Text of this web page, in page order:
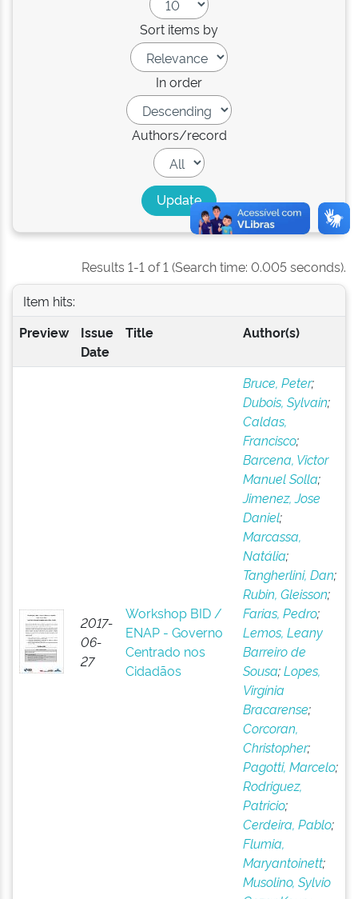
Sort items by
In order
Authors/record
Results 1-1 of 1 (Search time: 0.005 seconds).
Item hits:
Preview
Issue
Date
Title Author(s)
2017-
06-
27
Workshop BID /
ENAP - Governo
Centrado nos
Cidadãos
Bruce, Peter;
Dubois, Sylvain;
Caldas,
Francisco;
Barcena, Victor
Manuel Solla;
Jimenez, Jose
Daniel;
Marcassa,
Natália;
Tangherlini, Dan;
Rubin, Gleisson;
Farias, Pedro;
Lemos, Leany
Barreiro de
Sousa;Lopes,
Virgínia
Bracarense;
Corcoran,
Christopher;
Pagotti, Marcelo;
Rodriguez,
Patricio;
Cerdeira, Pablo;
Flumia,
Maryantoinett;
Musolino, Sylvio